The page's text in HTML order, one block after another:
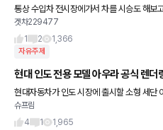
통상 수입차 전시장에가서 차를 시승도 해보
나중에 원하는 차량이 출고된다고 통보 받으
하는데요. 전시장에서 딜러
겟차229477
1
2 1,366
자유주제
현대 인도 전용 모델 아우라 공식 렌더
현대자동차가 인도 시장에 출시할 소형 세단
이미지를 공개했습니다. 독특한 C필러 디자인
슈프림
4
1 1,965